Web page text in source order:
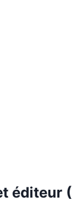
éditeur (